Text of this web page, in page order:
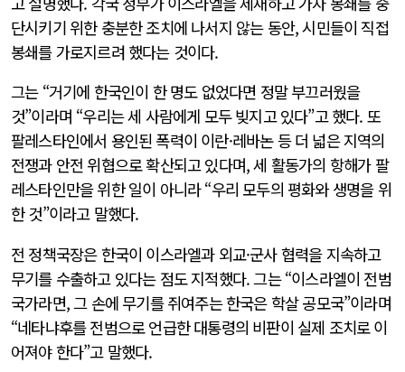
단시키기 위한 충분한 조치에 나서지 않는 동안, 시민들이 직접
봉쇄를 가로지르려 했다는 것이다.
그는 “거기에 한국인이 한 명도 없었다면 정말 부끄러웠을
것”이라며 “우리는 세 사람에게 모두 빚지고 있다”고 했다. 또
팔레스타인에서 용인된 폭력이 이란·레바논 등 더 넓은 지역의
전쟁과 안전 위협으로 확산되고 있다며, 세 활동가의 항해가 팔
레스타인만을 위한 일이 아니라 “우리 모두의 평화와 생명을 위
한 것”이라고 말했다.
전 정책국장은 한국이 이스라엘과 외교·군사 협력을 지속하고
무기를 수출하고 있다는 점도 지적했다. 그는 “이스라엘이 전범
국가라면, 그 손에 무기를 쥐여주는 한국은 학살 공모국”이라며
“네타냐후를 전범으로 언급한 대통령의 비판이 실제 조치로 이
어져야 한다”고 말했다.